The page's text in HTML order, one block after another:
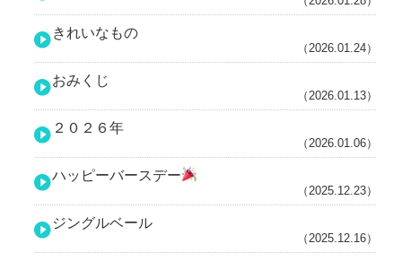
きれいなもの
（2026.01.24）
おみくじ
（2026.01.13）
２０２６年
（2026.01.06）
ハッピーバースデー
（2025.12.23）
ジングルベール
（2025.12.16）